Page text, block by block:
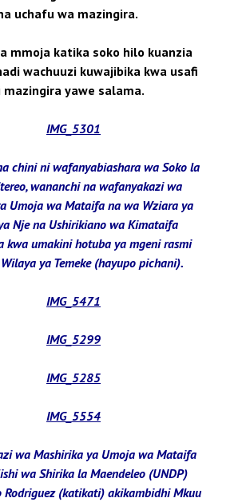
uchafu wa mazingira.
mmoja katika soko hilo kuanzia
wachuuzi kuwajibika kwa usafi
mazingira yawe salama.
chini ni wafanyabiashara wa Soko la
wananchi na wafanyakazi wa
Umoja wa Mataifa na wa Wziara ya
Nje na Ushirikiano wa Kimataifa
kwa umakini hotuba ya mgeni rasmi
ya Temeke (hayupo pichani).
wa Mashirika ya Umoja wa Mataifa
wa Shirika la Maendeleo (UNDP)
Rodriguez (katikati) akikambidhi Mkuu